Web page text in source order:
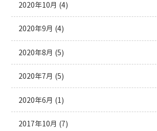
2020年10月 (4)
2020年9月 (4)
2020年8月 (5)
2020年7月 (5)
2020年6月 (1)
2017年10月 (7)